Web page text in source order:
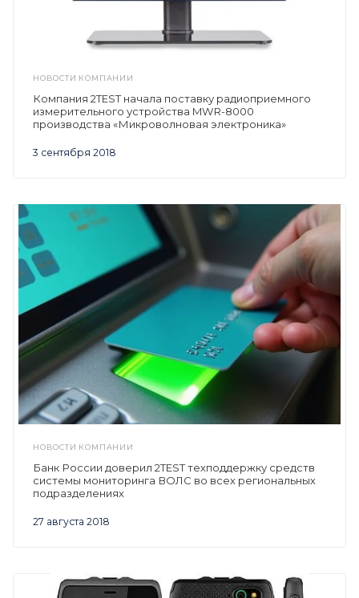
НОВОСТИ КОМПАНИИ
3 сентября 2018
Компания 2TEST начала поставку радиоприемного
измерительного устройства MWR-8000
производства «Микроволновая электроника»
НОВОСТИ КОМПАНИИ
27 августа 2018
Банк России доверил 2TEST техподдержку средств
системы мониторинга ВОЛС во всех региональных
подразделениях